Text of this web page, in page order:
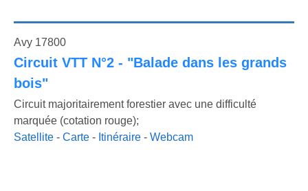
Avy 17800
Circuit VTT N°2 - "Balade dans les grands
bois"
Circuit majoritairement forestier avec une difficulté
marquée (cotation rouge);
Satellite - Carte - Itinéraire - Webcam